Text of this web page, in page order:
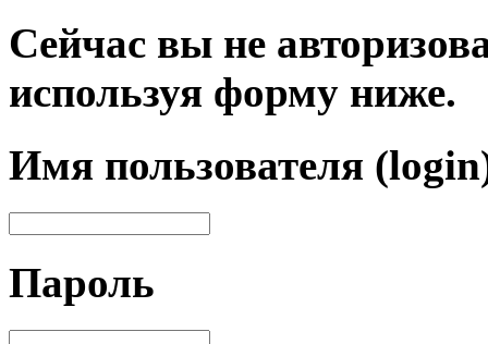
Сейчас вы не
используя форму ниже.
Имя пользователя
Пароль